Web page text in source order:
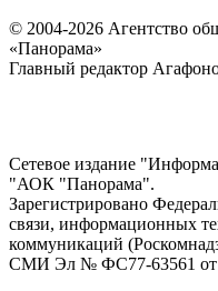
© 2004-2026 Агентство
«Панорама»
Главный редактор
Сетевое издание
"АОК "Панорама".
Зарегистрировано
связи, информационных
коммуникаций
СМИ Эл № ФС77-63561 от